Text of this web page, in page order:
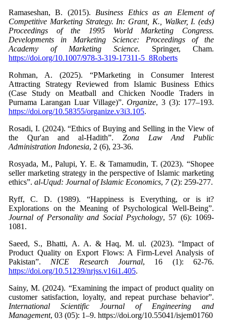
Ramaseshan, B. (2015). Business Ethics as an Element of
Competitive Marketing Strategy. In: Grant, K., Walker, I. (eds)
Proceedings of the 1995 World Marketing Congress.
Developments in Marketing Science: Proceedings of the
Academy of Marketing Science. Springer, Cham.
https://doi.org/10.1007/978-3-319-17311-5_8Roberts
Rohman, A. (2025). “PMarketing in Consumer Interest
Attracting Strategy Reviewed from Islamic Business Ethics
(Case Study on Meatball and Chicken Noodle Traders in
Purnama Larangan Luar Village)”.Organize, 3 (3): 177–193.
https://doi.org/10.58355/organize.v3i3.105.
Rosadi, I. (2024). “Ethics of Buying and Selling in the View of
the Qur'an and al-Hadith”. Zona Law And Public
Administration Indonesia
Rosyada, M., Palupi, Y. E. & Tamamudin, T. (2023). “Shopee
seller marketing strategy in the perspective of Islamic marketing
ethics”. al-Uqud: Journal of Islamic Economics, 7
Ryff, C. D. (1989). “Happiness is Everything, or is it?
Explorations on the Meaning of Psychological Well-Being”.
Journal of Personality and Social Psychology, 57 (6): 1069-
1081.
Saeed, S., Bhatti, A. A. & Haq, M. ul. (2023). “Impact of
Product Quality on Export Flows: A Firm-Level Analysis of
Pakistan”. NICE Research Journal, 16 (1): 62-76.
https://doi.org/10.51239/nrjss.v16i1.405.
Sainy, M. (2024). “Examining the impact of product quality on
customer satisfaction, loyalty, and repeat purchase behavior”.
International Scientific Journal of Engineering and
Management, 03 (05): 1–9. https://doi.org/10.55041/isjem01760